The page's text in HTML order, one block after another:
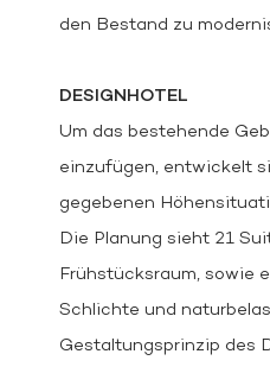
den Bestand zu
DESIGNHOTEL
Um das bestehende
einzufügen, entwickelt
gegebenen
Die Planung sieht 21
Frühstücksraum, sowie
Schlichte und
Gestaltungsprinzip des